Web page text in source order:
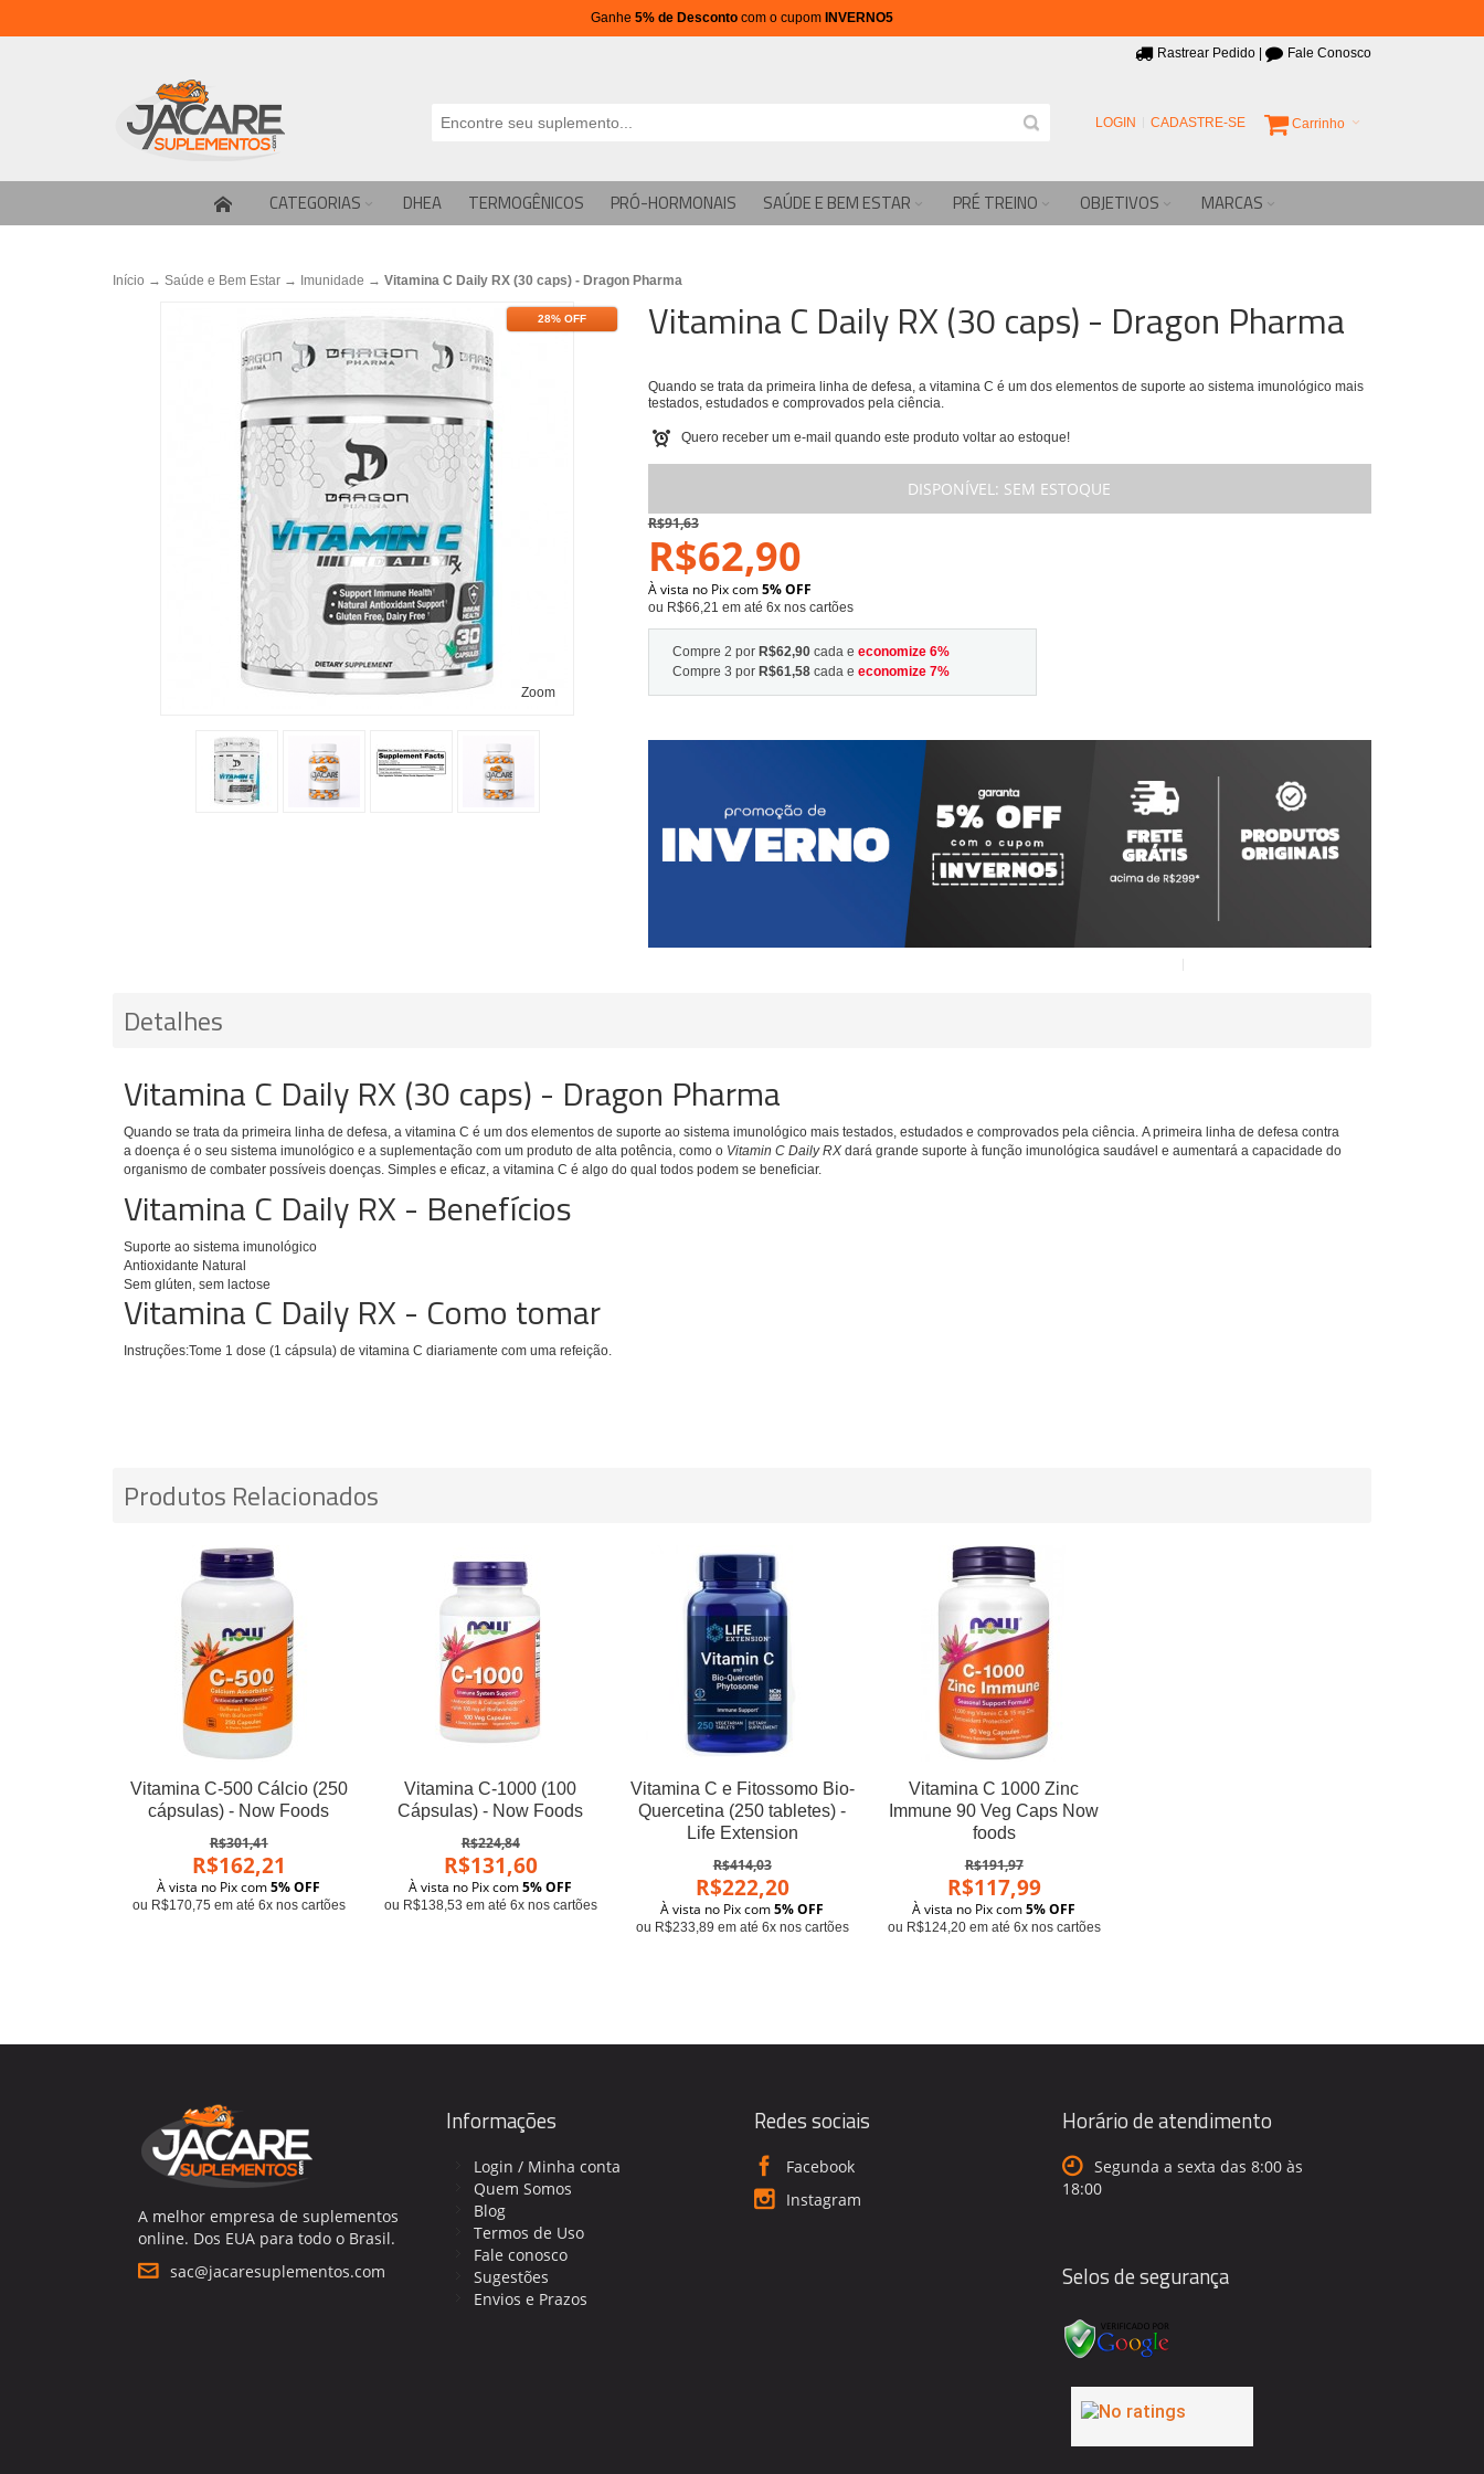
Ganhe 5% de Desconto com o cupom INVERNO5
Rastrear Pedido Fale Conosco
Carrinho
LOGIN CADASTRE-SE
CATEGORIAS DHEA TERMOGÊNICOS PRÓ-HORMONAIS SAÚDE E BEM ESTAR PRÉ TREINO OBJETIVOS MARCAS
Início → Saúde e Bem Estar → Imunidade → Vitamina C Daily RX (30 caps) - Dragon Pharma
Zoom
28% OFF Vitamina C Daily RX (30 caps) - Dragon Pharma
Quando se trata da primeira linha de defesa, a vitamina C é um dos elementos de suporte ao sistema imunológico mais
testados, estudados e comprovados pela ciência.
Quero receber um e-mail quando este produto voltar ao estoque!
DISPONÍVEL: SEM ESTOQUE
R$91,63
R$62,90
À vista no Pix com5% OFF
ou R$66,21 em até 6x nos cartões
Compre 2 por R$62,90cada e economize 6%
Compre 3 por R$61,58cada e economize 7%
Detalhes
Vitamina C Daily RX (30 caps) - Dragon Pharma
Quando se trata da primeira linha de defesa, a vitamina C é um dos elementosde suporte ao sistemaimunológico mais testados, estudados e comprovados pela ciência.A primeira linha de defesa contra
adoença é o seu sistema imunológico e a suplementação com um produto de alta potência, como o Vitamin C Daily RXdará grande suporteàfunção imunológica saudável e aumentará a capacidadedo
organismo de combater possíveis doenças. Simples e eficaz, a vitamina C é algo doqualtodos podemse beneficiar.
Vitamina C Daily RX - Benefícios
Suporte ao sistema imunológico
Antioxidante Natural
Sem glúten, sem lactose
Vitamina C Daily RX - Como tomar
Instruções:Tome 1 dose (1 cápsula) de vitamina C diariamente com uma refeição.
Produtos Relacionados
Vitamina C-500 Cálcio (250
cápsulas) - Now Foods
R$301,41
R$162,21
À vista no Pix com5% OFF
ou R$170,75 em até 6x nos cartões
Vitamina C-1000 (100
Cápsulas) - Now Foods
R$224,84
R$131,60
À vista no Pix com5% OFF
ou R$138,53 em até 6x nos cartões
Vitamina C e Fitossomo Bio-
Quercetina (250 tabletes) -
Life Extension
R$414,03
R$222,20
À vista no Pix com5% OFF
ou R$233,89 em até 6x nos cartões
Vitamina C 1000 Zinc
Immune 90 Veg Caps Now
foods
R$191,97
R$117,99
À vista no Pix com5% OFF
ou R$124,20 em até 6x nos cartões
A melhor empresa de suplementos
online. Dos EUA para todo o Brasil.
sac@jacaresuplementos.com
Informações
Login / Minha conta
Quem Somos
Blog
Termos de Uso
Fale conosco
Sugestões
Envios e Prazos
Redes sociais
Facebook
Instagram
Horário de atendimento
Segunda a sexta das 8:00 às
18:00
Selos de segurança